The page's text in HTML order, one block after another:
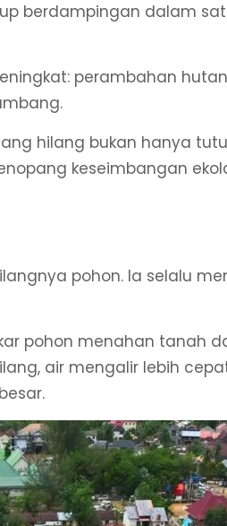
berdampingan dalam
perambahan
hilang bukan hanya
keseimbangan
pohon. Ia selalu
pohon menahan tanah
air mengalir lebih